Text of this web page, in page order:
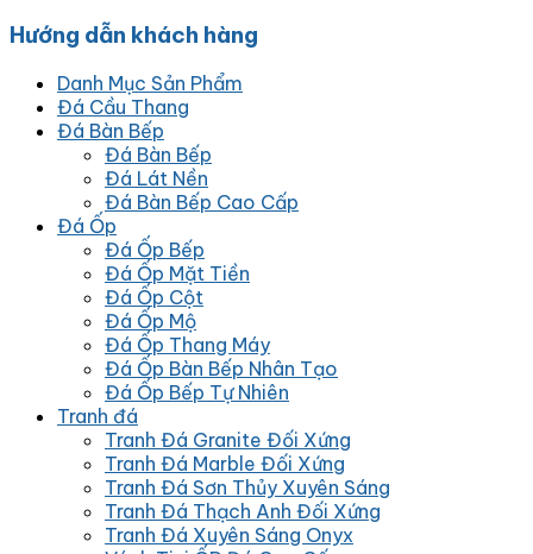
Hướng dẫn khách hàng
Danh Mục Sản Phẩm
Đá Cầu Thang
Đá Bàn Bếp
Đá Bàn Bếp
Đá Lát Nền
Đá Bàn Bếp Cao Cấp
Đá Ốp
Đá Ốp Bếp
Đá Ốp Mặt Tiền
Đá Ốp Cột
Đá Ốp Mộ
Đá Ốp Thang Máy
Đá Ốp Bàn Bếp Nhân Tạo
Đá Ốp Bếp Tự Nhiên
Tranh đá
Tranh Đá Granite Đối Xứng
Tranh Đá Marble Đối Xứng
Tranh Đá Sơn Thủy Xuyên Sáng
Tranh Đá Thạch Anh Đối Xứng
Tranh Đá Xuyên Sáng Onyx